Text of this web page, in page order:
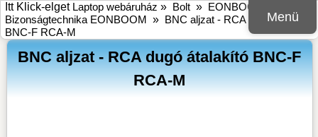
Menü
Itt Klick-elget Laptop webáruház » Bolt » EONBOOM
Bizonságtechnika EONBOOM » BNC aljzat - RCA dugó átalakító
BNC-F RCA-M
BNC aljzat - RCA dugó átalakító BNC-F
RCA-M